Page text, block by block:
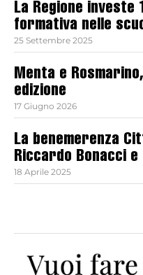
La Regione
formativa nelle
25 Settembre 2025
Menta e
edizione
17 Giugno 2026
La benemerenza
Riccardo Bonacci e
18 Aprile 2025